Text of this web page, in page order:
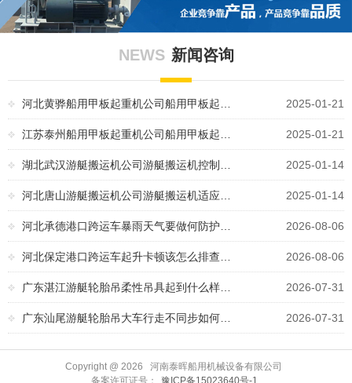
NEWS 新闻咨询
河北黄骅船用甲板起重机公司船用甲板起… 2025-01-21
江苏泰州船用甲板起重机公司船用甲板起… 2025-01-21
湖北武汉游艇搬运机公司游艇搬运机控制… 2025-01-14
河北唐山游艇搬运机公司游艇搬运机适应… 2025-01-14
河北承德港口跨运车暴雨天气要做何防护… 2026-08-06
河北保定港口跨运车起升卡顿该怎么排查… 2026-08-06
广东湛江游艇轮胎吊柔性吊具起到什么样… 2026-07-31
广东汕尾游艇轮胎吊大车行走不同步如何… 2026-07-31
Copyright @ 2026 河南泰晖船用机械设备有限公司
备案许可证号：
豫ICP备15023640号-1